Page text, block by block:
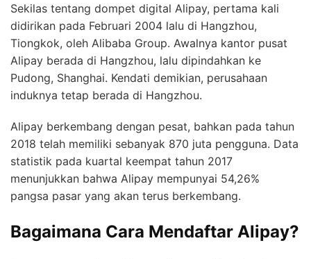
Sekilas tentang dompet digital Alipay, pertama kali
didirikan pada Februari 2004 lalu di Hangzhou,
Tiongkok, oleh Alibaba Group. Awalnya kantor pusat
Alipay berada di Hangzhou, lalu dipindahkan ke
Pudong, Shanghai. Kendati demikian, perusahaan
induknya tetap berada di Hangzhou.
Alipay berkembang dengan pesat, bahkan pada tahun
2018 telah memiliki sebanyak 870 juta pengguna. Data
statistik pada kuartal keempat tahun 2017
menunjukkan bahwa Alipay mempunyai 54,26%
pangsa pasar yang akan terus berkembang.
Bagaimana Cara Mendaftar Alipay?